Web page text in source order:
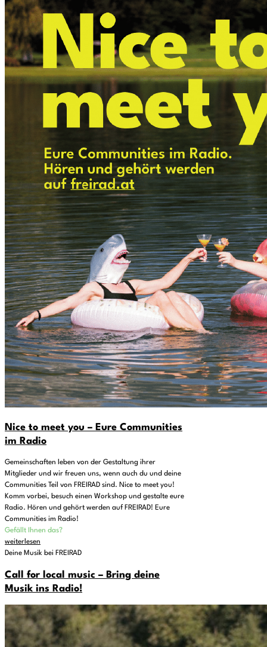
Nice to meet you – Eure Communities
im Radio
Gemeinschaften leben von der Gestaltung ihrer
Mitglieder und wir freuen uns, wenn auch du und deine
Communities Teil von FREIRAD sind. Nice to meet you!
Komm vorbei, besuch einen Workshop und gestalte eure
Radio. Hören und gehört werden auf FREIRAD! Eure
Communities im Radio!
Gefällt Ihnen das?
weiterlesen
Deine Musik bei FREIRAD
Call for local music – Bring deine
Musik ins Radio!